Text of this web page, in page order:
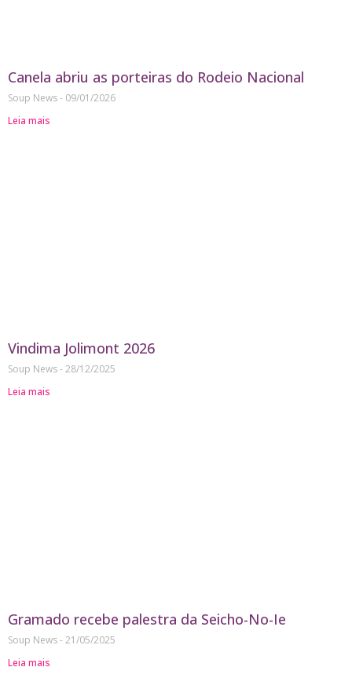
Canela abriu as porteiras do Rodeio Nacional
Soup News
09/01/2026
Leia mais
Vindima Jolimont 2026
Soup News 28/12/2025
Leia mais
Gramado recebe palestra da Seicho-No-Ie
Soup News 21/05/2025
Leia mais